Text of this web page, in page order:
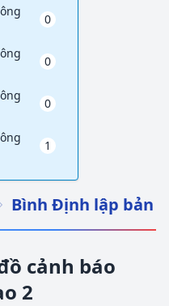
0
0
0
1
Bình Định lập bản
cảnh báo
2